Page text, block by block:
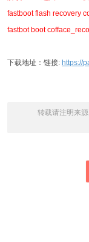
fastboot flash recovery
fastbot boot
下载地址：链接: https://
转载请注明来源